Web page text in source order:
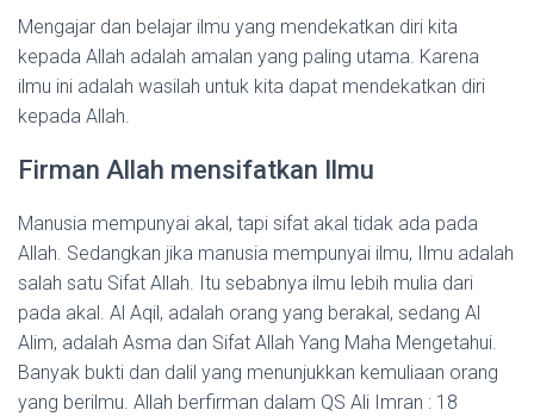
Mengajar dan belajar ilmu yang mendekatkan diri kita
kepada Allah adalah amalan yang paling utama. Karena
ilmu ini adalah wasilah untuk kita dapat mendekatkan diri
kepada Allah.
Firman Allah mensifatkan Ilmu
Manusia mempunyai akal, tapi sifat akal tidak ada pada
Allah. Sedangkan jika manusia mempunyai ilmu, Ilmu adalah
salah satu Sifat Allah. Itu sebabnya ilmu lebih mulia dari
pada akal. Al Aqil, adalah orang yang berakal, sedang Al
Alim, adalah Asma dan Sifat Allah Yang Maha Mengetahui.
Banyak bukti dan dalil yang menunjukkan kemuliaan orang
yang berilmu. Allah berfirman dalam QS Ali Imran : 18